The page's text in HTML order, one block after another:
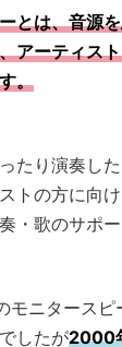
とは、音源
アーティス
。
たり演奏し
トの方に向
・歌のサポ
モニタース
したが2000